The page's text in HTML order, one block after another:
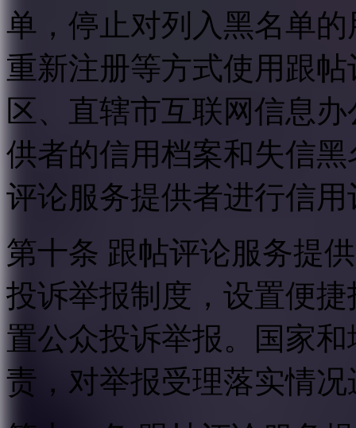
单，停止对列入黑名单
重新注册等方式使用跟
区、直辖市互联网信息
供者的信用档案和失信
评论服务提供者进行信用
第十条 跟帖评论服务提
投诉举报制度，设置便
置公众投诉举报。国家
责，对举报受理落实情